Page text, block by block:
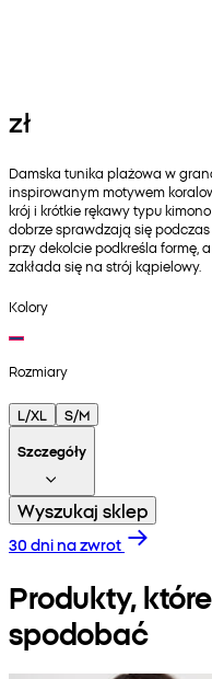
zł
Damska tunika plażowa w
inspirowanym motywem
krój i krótkie rękawy typu
dobrze sprawdzają się
przy dekolcie podkreśla formę,
zakłada się na strój kąpielowy.
Kolory
Rozmiary
L/XL
S/M
Szczegóły
Wyszukaj sklep
30 dni na zwrot
Produkty,
spodobać